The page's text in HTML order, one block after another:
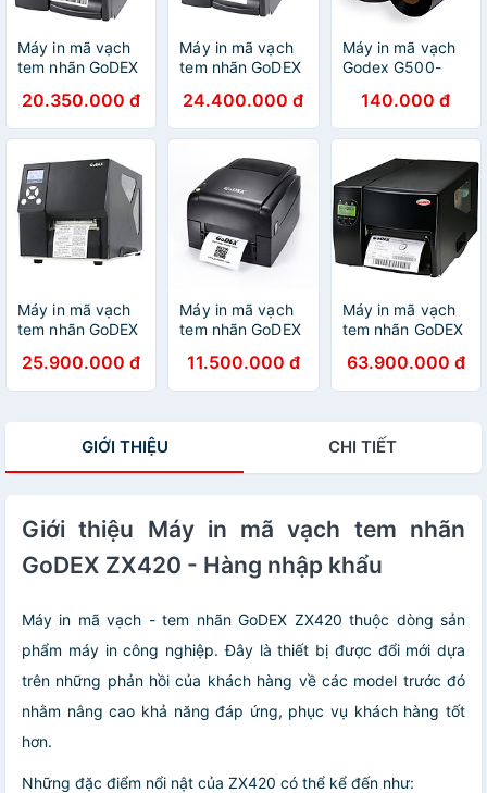
Máy in mã vạch
tem nhãn GoDEX
nhập khẩu
20.350.000 đ
Máy in mã vạch
tem nhãn GoDEX
nhập khẩu
24.400.000 đ
Máy in mã vạch
Godex G500-
hàng chính hãng)
140.000 đ
Máy in mã vạch
tem nhãn GoDEX
nhập khẩu
25.900.000 đ
Máy in mã vạch
tem nhãn GoDEX
nhập khẩu
11.500.000 đ
Máy in mã vạch
tem nhãn GoDEX
Hàng nhập khẩu
63.900.000 đ
GIỚI THIỆU CHI TIẾT
Giới thiệu Máy in mã vạch tem nhãn
GoDEX ZX420 - Hàng nhập khẩu
Máy in mã vạch - tem nhãn GoDEX ZX420 thuộc dòng sản
phẩm máy in công nghiệp. Đây là thiết bị được đổi mới dựa
trên những phản hồi của khách hàng về các model trước đó
nhằm nâng cao khả năng đáp ứng, phục vụ khách hàng tốt
hơn.
Những đặc điểm nổi nật của ZX420 có thể kể đến như: